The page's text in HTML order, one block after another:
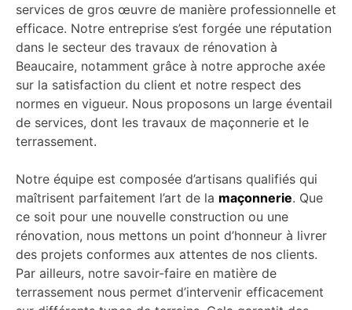
services de gros œuvre de manière professionnelle et
efficace. Notre entreprise s’est forgée une réputation
dans le secteur des travaux de rénovation à
Beaucaire, notamment grâce à notre approche axée
sur la satisfaction du client et notre respect des
normes en vigueur. Nous proposons un large éventail
de services, dont les travaux de maçonnerie et le
terrassement.
Notre équipe est composée d’artisans qualifiés qui
maîtrisent parfaitement l’art de la maçonnerie. Que
ce soit pour une nouvelle construction ou une
rénovation, nous mettons un point d’honneur à livrer
des projets conformes aux attentes de nos clients.
Par ailleurs, notre savoir-faire en matière de
terrassement nous permet d’intervenir efficacement